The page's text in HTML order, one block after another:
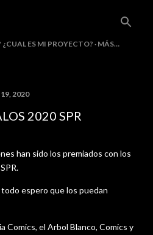
¿CUAL ES MI PROYECTO? MÁS…
2020
2020 SPR
han sido los premiados con los
espero que los puedan
Comics, el Arbol Blanco, Comics y